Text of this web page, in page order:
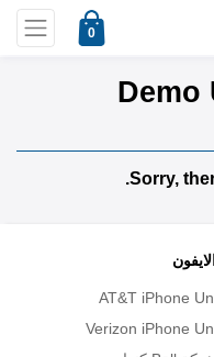
0
Demo
Sorry,
AT&T iPhone
Verizon iPhone